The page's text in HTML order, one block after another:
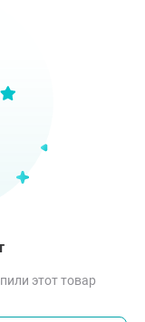
этот товар